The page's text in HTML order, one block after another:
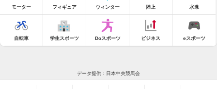
モーター フィギュア ウィンター 陸上 水泳
自転車 学生スポーツ Doスポーツ ビジネス eスポーツ
データ提供：日本中央競馬会